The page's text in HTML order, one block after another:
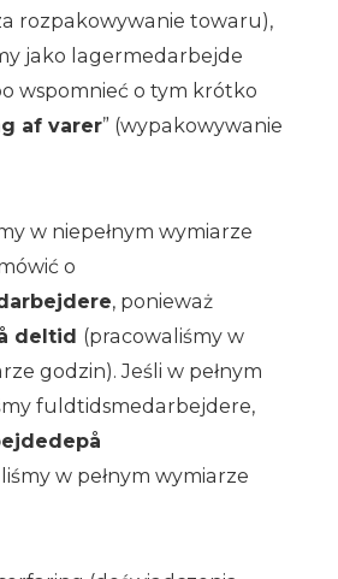
rozpakowywanie towaru),
jako lagermedarbejde
wspomnieć o tym krótko
af varer” (wypakowywanie
w niepełnym wymiarze
o
, ponieważ
deltid (pracowaliśmy w
godzin). Jeśli w pełnym
fuldtidsmedarbejdere,
på
w pełnym wymiarze